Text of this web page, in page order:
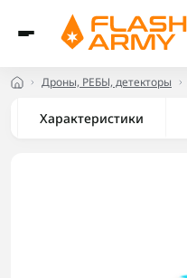
Дроны, РЕБЫ, детекторы
Характеристики